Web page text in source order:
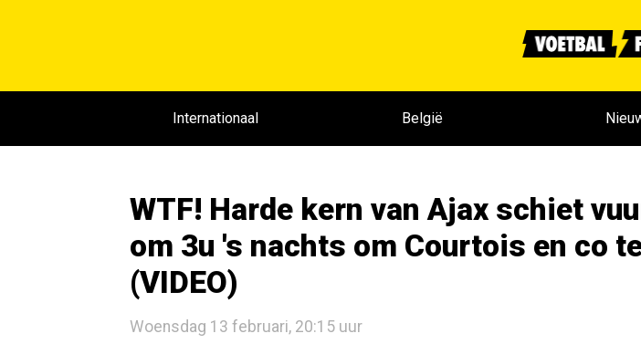
Internationaal België
WTF! Harde kern van Ajax schiet
om 3u 's nachts om Courtois en co
(VIDEO)
Woensdag 13 februari, 20:15 uur